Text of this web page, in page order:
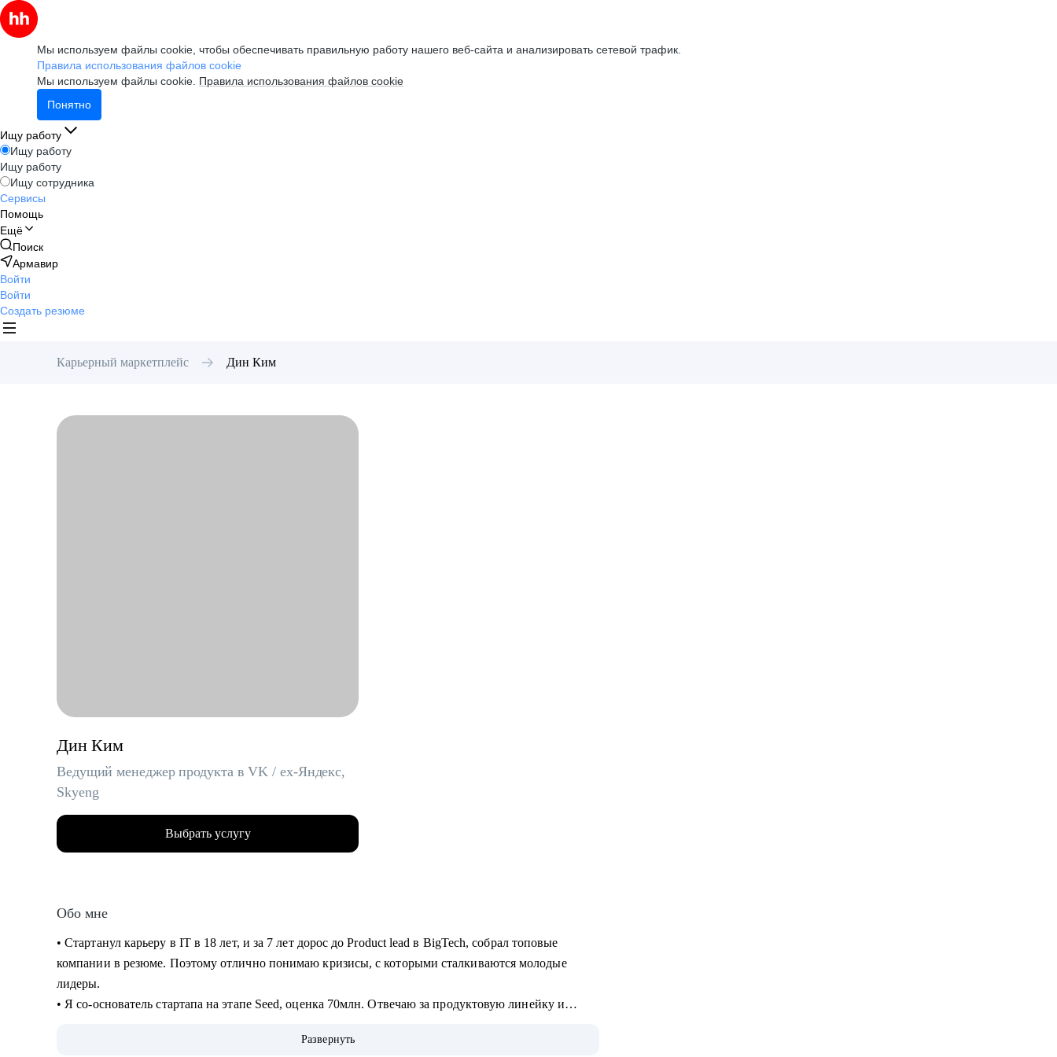
Мы используем файлы cookie, чтобы обеспечивать правильную работу нашего веб-сайта и анализировать сетевой трафик.
Правила использования файлов cookie
Мы используем файлы cookie. Правила использования файлов cookie
Понятно
Ищу работу
Ищу работу
Ищу работу
Ищу сотрудника
Сервисы
Помощь
Ещё
Поиск
Армавир
Войти
Войти
Создать резюме
Карьерный маркетплейс Дин Ким
Дин Ким
Ведущий менеджер продукта в VK / ex-Яндекс,
Skyeng
Выбрать услугу
Обо мне
• Стартанул карьеру в IT в 18 лет, и за 7 лет дорос до Product lead в BigTech, собрал топовые
компании в резюме. Поэтому отлично понимаю кризисы, с которыми сталкиваются молодые
лидеры.
• Я со-основатель стартапа на этапе Seed, оценка 70млн. Отвечаю за продуктовую линейку и
• За год помог более 10 специалистам найти работу, поднять грейд и зарплату.
Развернуть